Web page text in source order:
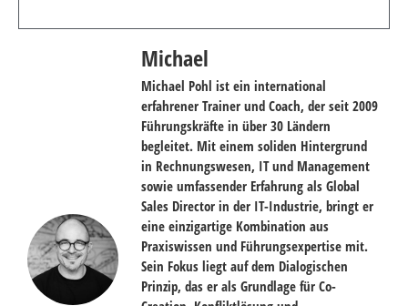
Michael
Michael Pohl ist ein international
erfahrener Trainer und Coach, der seit 2009
Führungskräfte in über 30 Ländern
begleitet. Mit einem soliden Hintergrund
in Rechnungswesen, IT und Management
sowie umfassender Erfahrung als Global
Sales Director in der IT-Industrie, bringt er
eine einzigartige Kombination aus
Praxiswissen und Führungsexpertise mit.
Sein Fokus liegt auf dem Dialogischen
Prinzip, das er als Grundlage für Co-